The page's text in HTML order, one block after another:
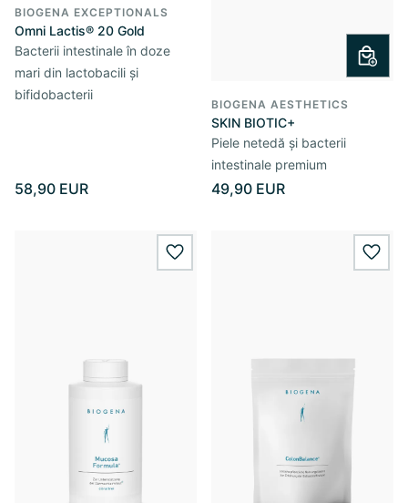
BIOGENA EXCEPTIONALS
Omni Lactis® 20 Gold
Bacterii intestinale în doze
mari din lactobacili și
bifidobacterii
58,90 EUR
BIOGENA AESTHETICS
SKIN BIOTIC+
Piele netedă și bacterii
intestinale premium
49,90 EUR
wishlist.add